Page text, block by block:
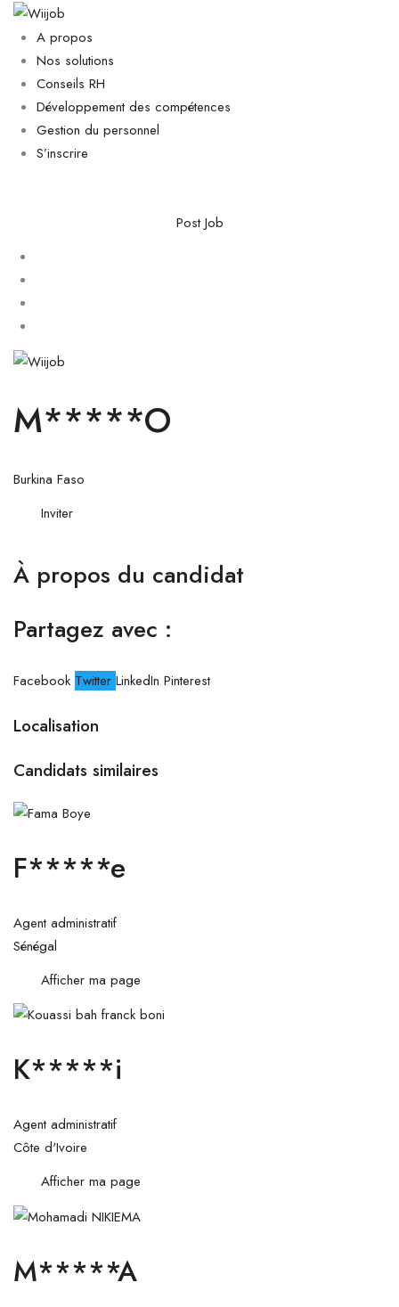
A propos
Nos solutions
Conseils RH
Développement des compétences
Gestion du personnel
S’inscrire
Post Job
M*****O
Burkina Faso
Inviter
À propos du candidat
Partagez avec :
Facebook Twitter LinkedIn Pinterest
Localisation
Candidats similaires
F*****e
Agent administratif
Sénégal
Afficher ma page
K*****i
Agent administratif
Côte d'Ivoire
Afficher ma page
M*****A